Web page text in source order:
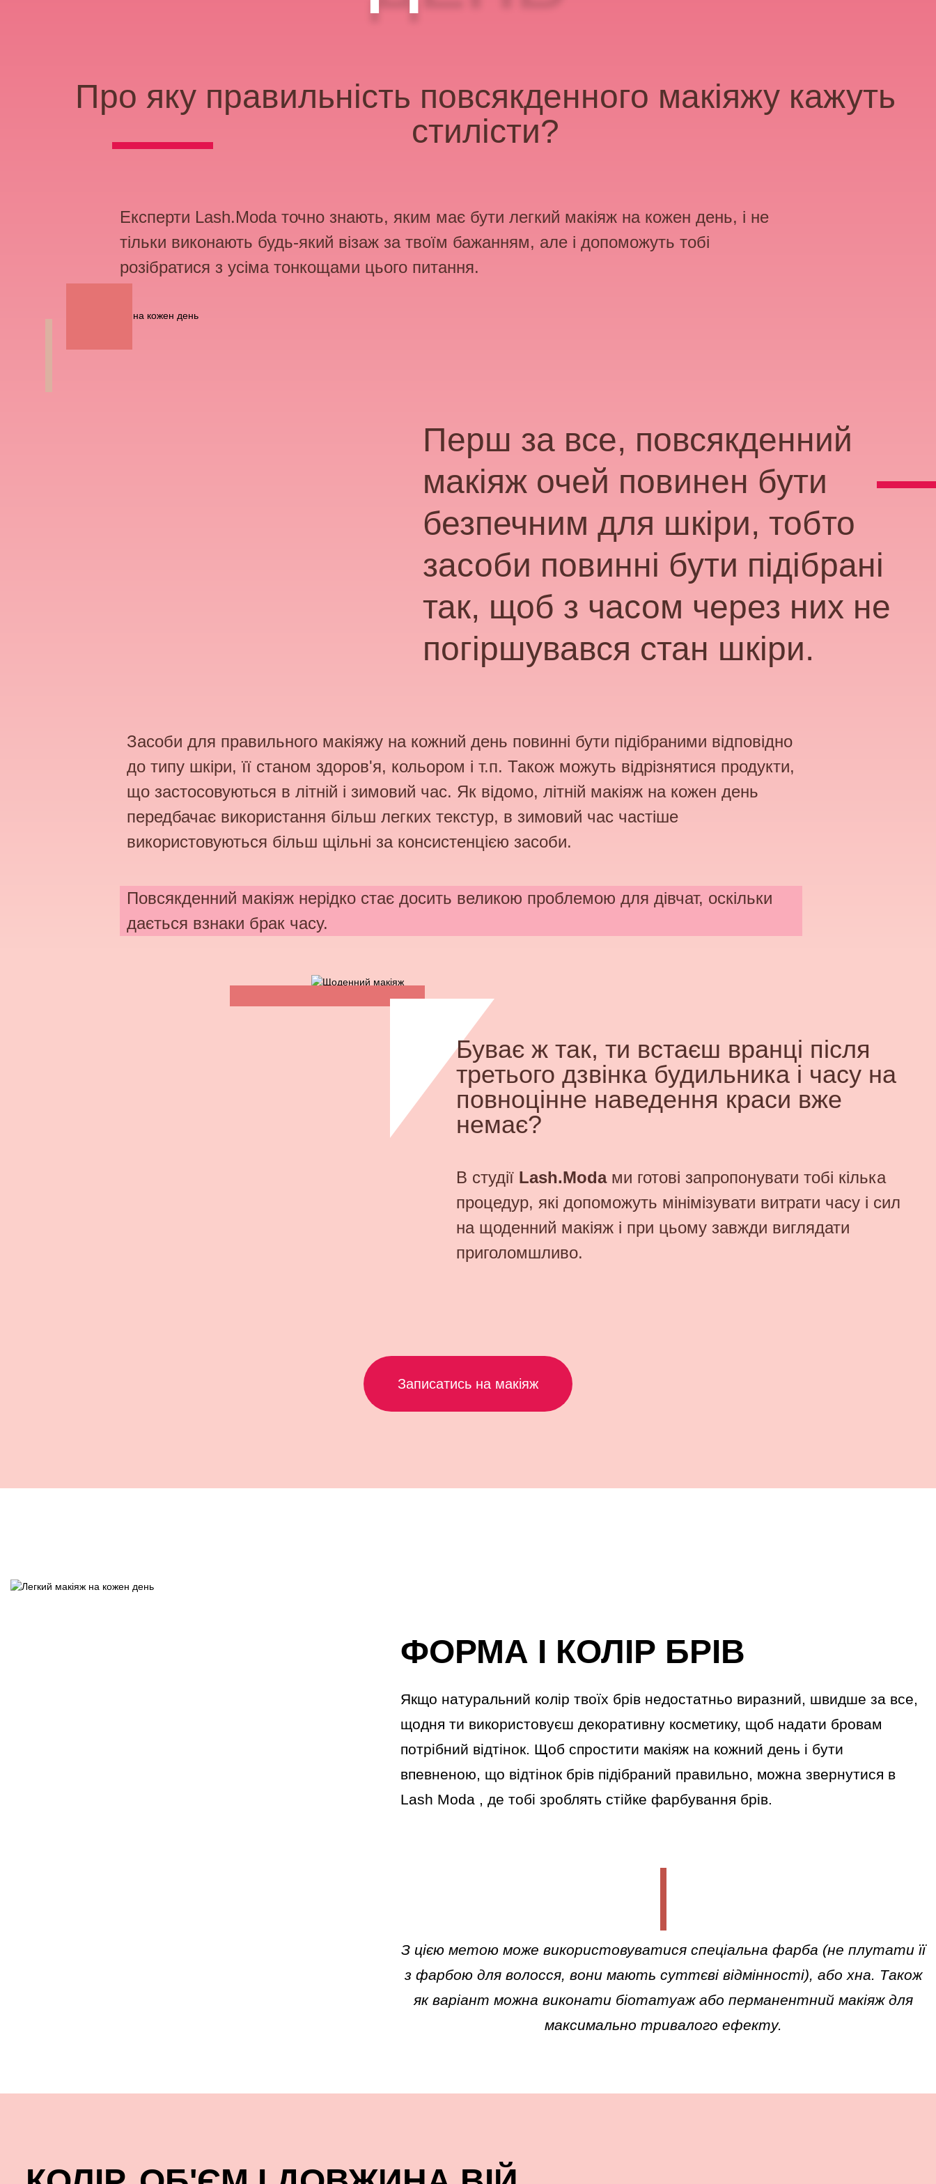
Про яку правильність повсякденного макіяжу кажуть
стилісти?
Експерти Lash.Modaточно знають, яким має бути легкий макіяж на кожен день, і не
тільки виконають будь-який візаж за твоїм бажанням, але і допоможуть тобі
розібратися з усіма тонкощами цього питання.
Перш за все, повсякденний
макіяж очей повинен бути
безпечним для шкіри, тобто
засоби повинні бути підібрані
так, щоб з часом через них не
погіршувався стан шкіри.
Засоби для правильного макіяжу на кожний день повинні бути підібраними відповідно
до типу шкіри, її станом здоров'я, кольором і т.п. Також можуть відрізнятися продукти,
що застосовуються в літній і зимовий час. Як відомо, літній макіяж на кожен день
передбачає використання більш легких текстур, в зимовий час частіше
використовуються більш щільні за консистенцією засоби.
Повсякденний макіяж нерідко стає досить великою проблемою для дівчат, оскільки
дається взнаки брак часу.
Буває ж так, ти встаєш вранці після
третього дзвінка будильника і часу на
повноцінне наведення краси вже
немає?
В студії Lash.Modaми готові запропонувати тобі кілька
процедур, які допоможуть мінімізувати витрати часу і сил
на щоденний макіяж і при цьому завжди виглядати
приголомшливо.
Записатись на макіяж
ФОРМА І КОЛІР БРІВ
Якщо натуральний колір твоїх брів недостатньо виразний, швидше за все,
щодня ти використовуєш декоративну косметику, щоб надати бровам
потрібний відтінок. Щоб спростити макіяж на кожний день і бути
впевненою, що відтінок брів підібраний правильно, можна звернутися в
Lash Moda , де тобі зроблять стійке фарбування брів.
З цією метою може використовуватися спеціальна фарба (не плутати її
з фарбою для волосся, вони мають суттєві відмінності), або хна. Також
як варіант можна виконати біотатуаж або перманентний макіяж для
максимально тривалого ефекту.